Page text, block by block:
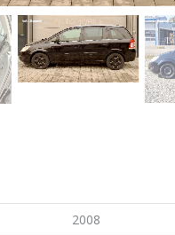
2008